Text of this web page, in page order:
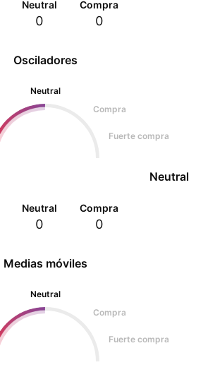
Osciladores
Neutral
Compra
Fuerte compra
Neutral
Neutral
0
Compra
0
Neutral
0
Compra
0
Medias móviles
Neutral
Compra
Fuerte compra